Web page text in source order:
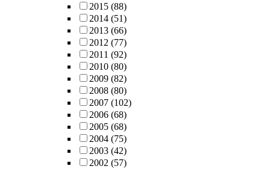
2015 (88)
2014 (51)
2013 (66)
2012 (77)
2011 (92)
2010 (80)
2009 (82)
2008 (80)
2007 (102)
2006 (68)
2005 (68)
2004 (75)
2003 (42)
2002 (57)